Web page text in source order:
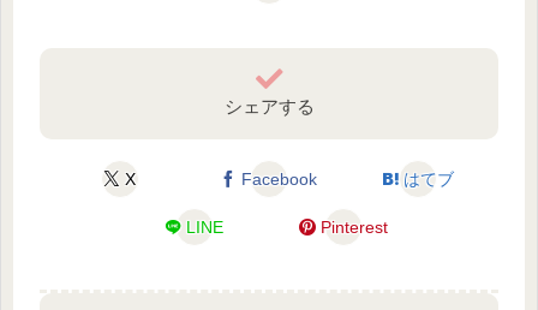
シェアする
X Facebook はてブ
LINE Pinterest